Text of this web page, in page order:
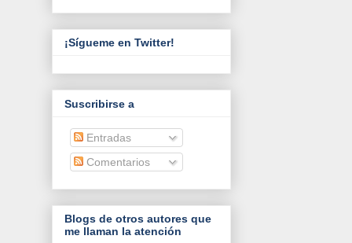
¡Sígueme en Twitter!
Suscribirse a
Entradas
Comentarios
Blogs de otros autores que
me llaman la atención